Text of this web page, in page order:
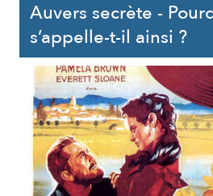
Auvers secrète -
s’appelle-t-il ainsi ?